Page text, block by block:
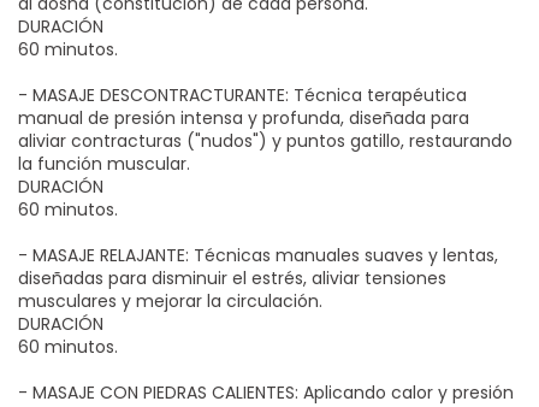
DURACIÓN
60 minutos.
- MASAJE DESCONTRACTURANTE: Técnica terapéutica
manual de presión intensa y profunda, diseñada para
aliviar contracturas ("nudos") y puntos gatillo, restaurando
la función muscular.
DURACIÓN
60 minutos.
- MASAJE RELAJANTE: Técnicas manuales suaves y lentas,
diseñadas para disminuir el estrés, aliviar tensiones
musculares y mejorar la circulación.
DURACIÓN
60 minutos.
- MASAJE CON PIEDRAS CALIENTES: Aplicando calor y presión